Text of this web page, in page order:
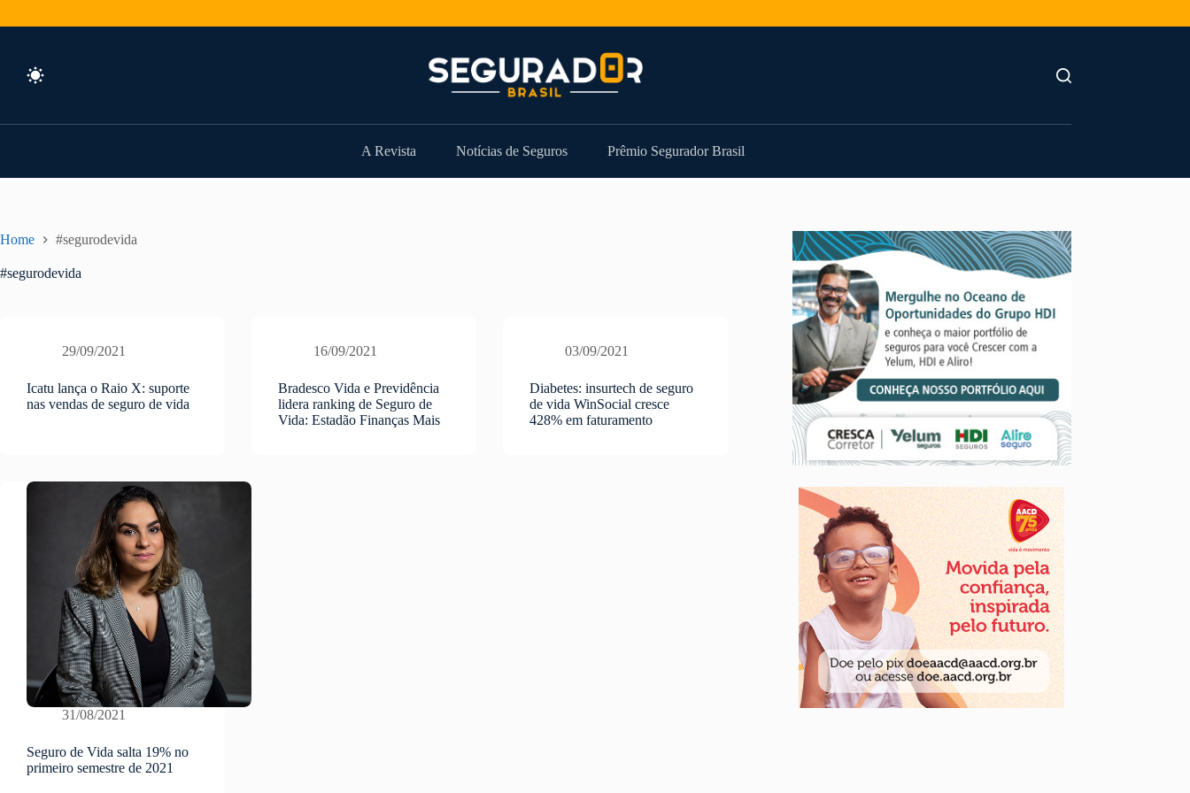
A Revista Notícias de Seguros Prêmio Segurador Brasil
Home #segurodevida
#segurodevida
29/09/2021
Icatu lança o Raio X: suporte
nas vendas de seguro de vida
16/09/2021
Bradesco Vida e Previdência
lidera ranking de Seguro de
Vida: Estadão Finanças Mais
03/09/2021
Diabetes: insurtech de seguro
de vida WinSocial cresce
428% em faturamento
31/08/2021
Seguro de Vida salta 19% no
primeiro semestre de 2021